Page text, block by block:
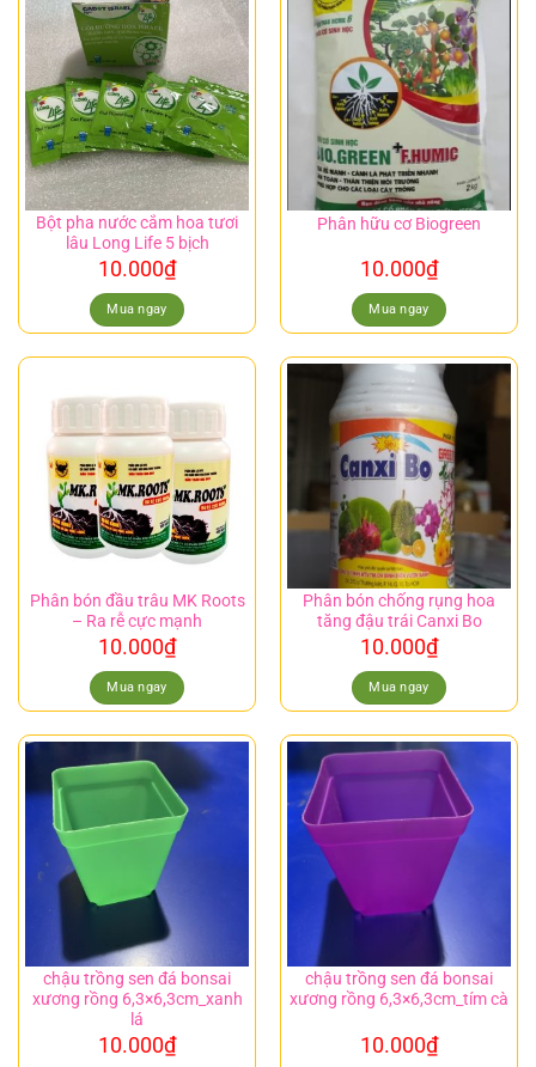
Bột pha nước cắm hoa tươi
lâu Long Life 5 bịch
10.000₫
Mua ngay
Phân hữu cơ Biogreen
10.000₫
Mua ngay
Phân bón đầu trâu MK Roots
– Ra rễ cực mạnh
10.000₫
Mua ngay
Phân bón chống rụng hoa
tăng đậu trái Canxi Bo
10.000₫
Mua ngay
chậu trồng sen đá bonsai
xương rồng 6,3×6,3cm_xanh
lá
10.000₫
chậu trồng sen đá bonsai
xương rồng 6,3×6,3cm_tím cà
10.000₫